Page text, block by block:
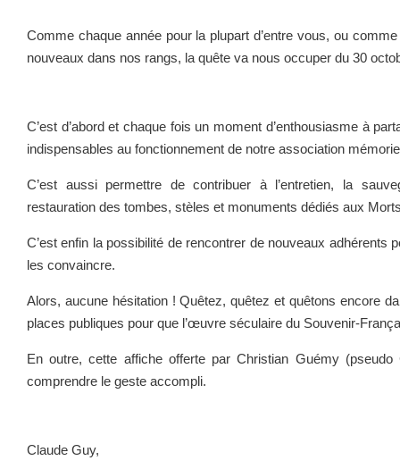
Comme chaque année pour la plupart d’entre vous, ou
nouveaux dans nos rangs, la quête va nous occuper du 30
C’est d’abord et chaque fois un moment d’enthousiasme à
indispensables au fonctionnement de notre association
C’est aussi permettre de contribuer à l’entretien, la
restauration des tombes, stèles et monuments dédiés aux
C’est enfin la possibilité de rencontrer de nouveaux adhérents
les convaincre.
Alors, aucune hésitation ! Quêtez, quêtez et quêtons encore
places publiques pour que l’œuvre séculaire du Souvenir-
En outre, cette affiche offerte par Christian Guémy
comprendre le geste accompli.
Claude Guy,